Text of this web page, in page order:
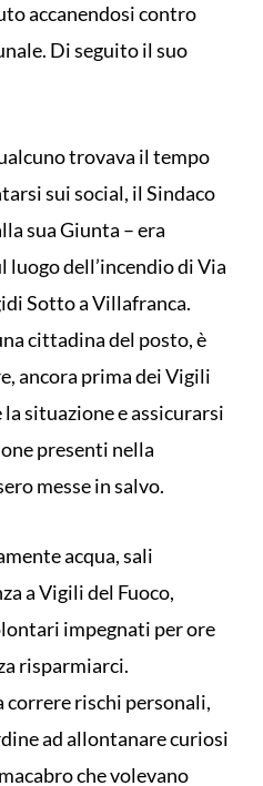
accanendosi contro
Di seguito il suo
trovava il tempo
sui social, il Sindaco
sua Giunta – era
luogo dell’incendio di Via
Sotto a Villafranca.
cittadina del posto, è
ancora prima dei Vigili
situazione e assicurarsi
presenti nella
messe in salvo.
acqua, sali
a Vigili del Fuoco,
impegnati per ore
risparmiarci.
correre rischi personali,
ad allontanare curiosi
che volevano